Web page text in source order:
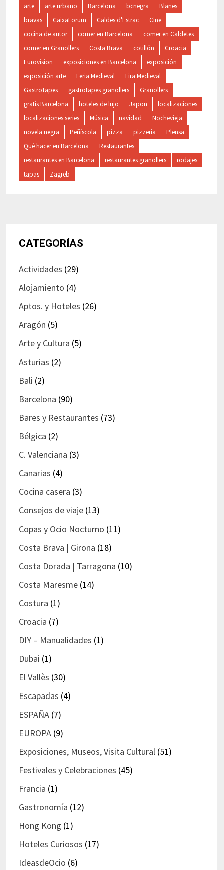
arte arte urbano Barcelona bcnegra
Blanes
bravas
CaixaForum Caldes d'Estrac
Cine
cocina de autor
comer en Barcelona
comer en Caldetes
comer en Granollers
Costa Brava cotillón
Croacia
Eurovision
exposiciones en Barcelona
exposición
exposición arte
Feria Medieval
Fira Medieval
GastroTapes
gastrotapes granollers
Granollers
gratis Barcelona
hoteles de lujo Japon
localizaciones
localizaciones series
Música navidad
Nochevieja
novela negra
Peñíscola pizza pizzería
Plensa
Qué hacer en Barcelona
Restaurantes
restaurantes en Barcelona
restaurantes granollers
rodajes
tapas
Zagreb
CATEGORÍAS
Actividades (29)
Alojamiento (4)
Aptos. y Hoteles (26)
Aragón (5)
Arte y Cultura (5)
Asturias (2)
Bali (2)
Barcelona (90)
Bares y Restaurantes (73)
Bélgica (2)
C. Valenciana (3)
Canarias (4)
Cocina casera (3)
Consejos de viaje(13)
Copas y Ocio Nocturno (11)
Costa Brava | Girona (18)
Costa Dorada | Tarragona (10)
Costa Maresme(14)
Costura (1)
Croacia (7)
DIY – Manualidades (1)
Dubai (1)
El Vallès (30)
Escapadas (4)
ESPAÑA(7)
EUROPA(9)
Exposiciones, Museos, Visita Cultural(51)
Festivales y Celebraciones (45)
Francia (1)
Gastronomía (12)
Hong Kong (1)
Hoteles Curiosos (17)
IdeasdeOcio (6)